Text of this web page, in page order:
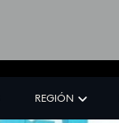
REGIÓN